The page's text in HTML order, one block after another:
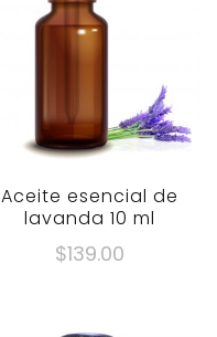
Aceite esencial de
lavanda 10 ml
$139.00